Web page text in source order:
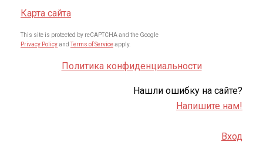
Карта сайта
This site is protected by reCAPTCHA and the Google
Privacy Policyand Terms of Serviceapply.
Политика конфиденциальности
Нашли ошибку на сайте?
Напишите нам!
Вход